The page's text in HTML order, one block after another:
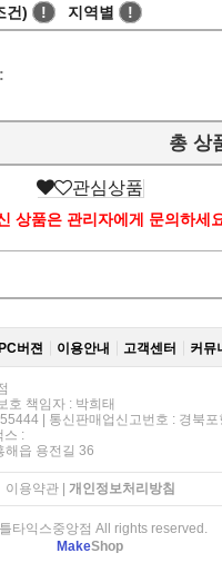
건) ! 지역별 !
총 상
관심상품
상품은 관리자에게 문의하세
버젼 이용안내 고객센터 커뮤
호 책임자 : 박희태
| 통신판매업신고번호 : 경북
스 :
해읍 용전길 36
이용약관| 개인정보처리방침
타익스중앙점 All rights reserved.
MakeShop